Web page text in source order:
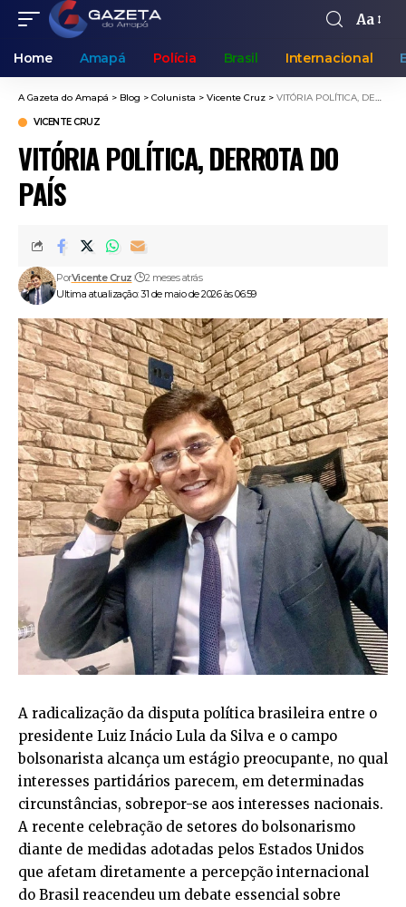
Aa
Home Amapá Polícia Brasil Internacional
A Gazeta do Amapá > Blog > Colunista > Vicente Cruz > VITÓRIA POLÍTICA, DERROTA DO PAÍS
VICENTE CRUZ
VITÓRIA POLÍTICA, DERROTA DO
PAÍS
Ultima atualização: 31 de maio de 2026 às 06:59
PorVicente Cruz 2 meses atrás
A radicalização da disputa política brasileira entre o
presidente Luiz Inácio Lula da Silva e o campo
bolsonarista alcança um estágio preocupante, no qual
interesses partidários parecem, em determinadas
circunstâncias, sobrepor-se aos interesses nacionais.
A recente celebração de setores do bolsonarismo
diante de medidas adotadas pelos Estados Unidos
que afetam diretamente a percepção internacional
do Brasil reacendeu um debate essencial sobre